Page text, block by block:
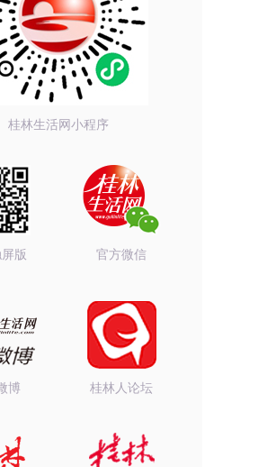
桂林生活网小程序
版 官方微信
博 桂林人论坛